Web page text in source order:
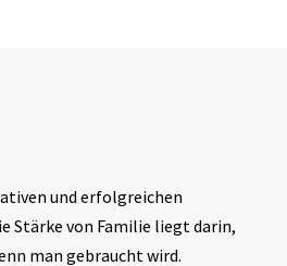
und erfolgreichen
Stärke von Familie liegt darin,
man gebraucht wird.